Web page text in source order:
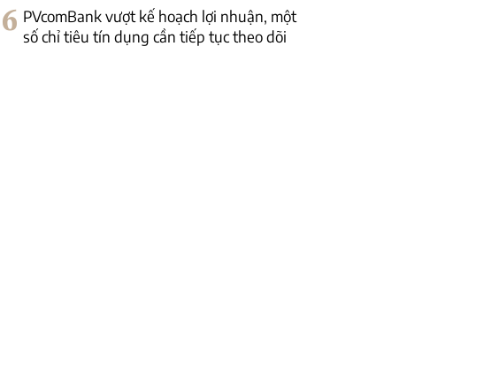
6 PVcomBank vượt kế hoạch lợi nhuận, một
số chỉ tiêu tín dụng cần tiếp tục theo dõi